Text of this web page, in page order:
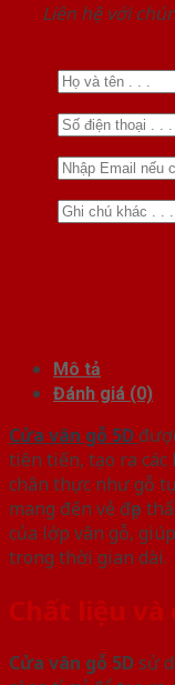
Liên hệ với
Mô tả
Đánh giá (0)
Cửa vân gỗ 5D
tiên tiến, tạo ra các
chân thực như gỗ
mang đến vẻ đẹp
của lớp vân gỗ,
trong thời gian dài.
Chất liệu và
Cửa vân gỗ 5Dsử